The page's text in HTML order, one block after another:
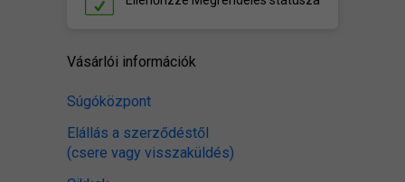
Vásárlói információk
Súgóközpont
Elállás a szerződéstől
(csere vagy visszaküldés)